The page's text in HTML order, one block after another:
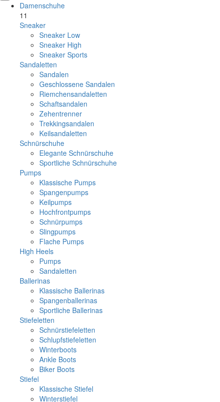
Damenschuhe
11
Sneaker
Sneaker Low
Sneaker High
Sneaker Sports
Sandaletten
Sandalen
Geschlossene Sandalen
Riemchensandaletten
Schaftsandalen
Zehentrenner
Trekkingsandalen
Keilsandaletten
Schnürschuhe
Elegante Schnürschuhe
Sportliche Schnürschuhe
Pumps
Klassische Pumps
Spangenpumps
Keilpumps
Hochfrontpumps
Schnürpumps
Slingpumps
Flache Pumps
High Heels
Pumps
Sandaletten
Ballerinas
Klassische Ballerinas
Spangenballerinas
Sportliche Ballerinas
Stiefeletten
Schnürstiefeletten
Schlupfstiefeletten
Winterboots
Ankle Boots
Biker Boots
Stiefel
Klassische Stiefel
Winterstiefel